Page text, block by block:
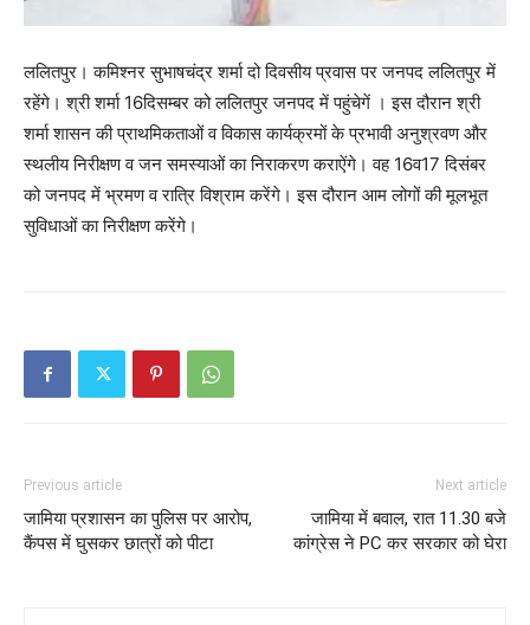
ललितपुर। कमिश्नर सुभाषचंद्र शर्मा दो दिवसीय प्रवास पर जनपद ललितपुर में
रहेंगे। श्री शर्मा 16दिसम्बर को ललितपुर जनपद में पहुंचेगें । इस दौरान श्री
शर्मा शासन की प्राथमिकताओं व विकास कार्यक्रमों के प्रभावी अनुश्रवण और
स्थलीय निरीक्षण व जन समस्याओं का निराकरण कराऐंगे। वह 16व17 दिसंबर
को जनपद में भ्रमण व रात्रि विश्राम करेंगे। इस दौरान आम लोगों की मूलभूत
सुविधाओं का निरीक्षण करेंगे।
Previous article
जामिया प्रशासन का पुलिस पर आरोप,
कैंपस में घुसकर छात्रों को पीटा
Next article
जामिया में बवाल, रात 11.30 बजे
कांग्रेस ने PC कर सरकार को घेरा